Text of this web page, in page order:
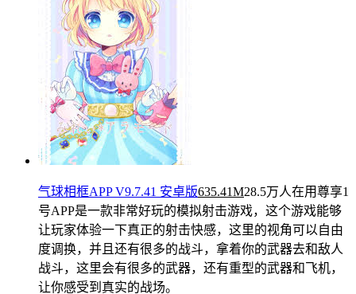
气球相框APP V9.7.41 安卓版635.41M28.5万人在用尊享1
号APP是一款非常好玩的模拟射击游戏，这个游戏能够
让玩家体验一下真正的射击快感，这里的视角可以自由
度调换，并且还有很多的战斗，拿着你的武器去和敌人
战斗，这里会有很多的武器，还有重型的武器和飞机，
让你感受到真实的战场。